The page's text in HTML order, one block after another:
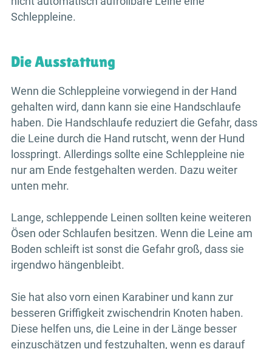
Schleppleine.
Die Ausstattung
Wenn die Schleppleine vorwiegend in der Hand
gehalten wird, dann kann sie eine Handschlaufe
haben. Die Handschlaufe reduziert die Gefahr, dass
die Leine durch die Hand rutscht, wenn der Hund
losspringt. Allerdings sollte eine Schleppleine nie
nur am Ende festgehalten werden. Dazu weiter
unten mehr.
Lange, schleppende Leinen sollten keine weiteren
Ösen oder Schlaufen besitzen. Wenn die Leine am
Boden schleift ist sonst die Gefahr groß, dass sie
irgendwo hängenbleibt.
Sie hat also vorn einen Karabiner und kann zur
besseren Griffigkeit zwischendrin Knoten haben.
Diese helfen uns, die Leine in der Länge besser
einzuschätzen und festzuhalten, wenn es darauf